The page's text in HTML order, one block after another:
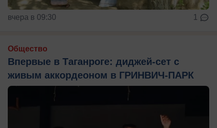
вчера в 09:30 1
Общество
Впервые в Таганроге: диджей-сет с
живым аккордеоном в ГРИНВИЧ-ПАРК